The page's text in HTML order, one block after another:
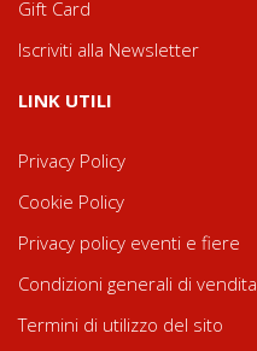
Gift Card
Iscriviti alla Newsletter
LINK UTILI
Privacy Policy
Cookie Policy
Privacy policy eventi e fiere
Condizioni generali di vendita
Termini di utilizzo del sito